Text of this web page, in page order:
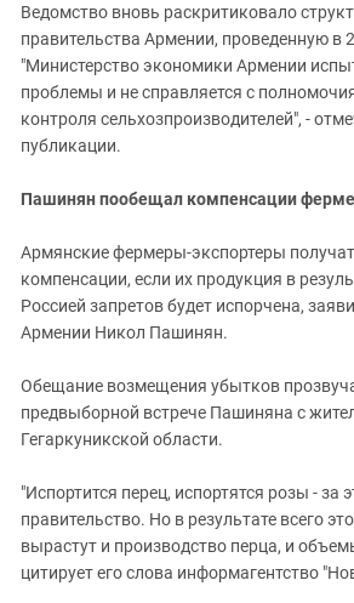
Ведомство вновь раскритиковало
правительства Армении, проведенную в
"Министерство экономики Армении
проблемы и не справляется с
контроля сельхозпроизводителей", -
публикации.
Пашинян пообещал компенсации
Армянские фермеры-экспортеры
компенсации, если их продукция в
Россией запретов будет испорчена,
Армении Никол Пашинян.
Обещание возмещения убытков
предвыборной встрече Пашиняна с
Гегаркуникской области.
"Испортится перец, испортятся розы - за
правительство. Но в результате всего
вырастут и производство перца, и
цитирует его слова информагентство